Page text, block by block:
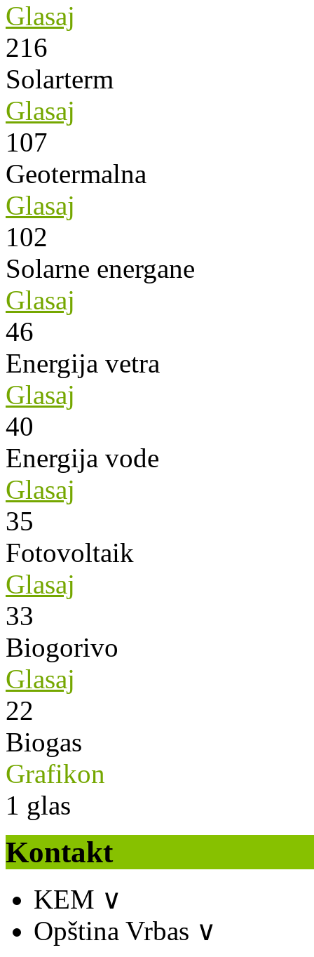
Glasaj
216
Solarterm
Glasaj
107
Geotermalna
Glasaj
102
Solarne energane
Glasaj
46
Energija vetra
Glasaj
40
Energija vode
Glasaj
35
Fotovoltaik
Glasaj
33
Biogorivo
Glasaj
22
Biogas
Grafikon
1 glas
Kontakt
KEM ∨
Opština Vrbas ∨